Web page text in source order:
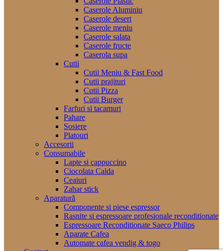
Caserole Aluminiu
Caserole desert
Caserole meniu
Caserole salata
Caserole fructe
Caserola supa
Cutii
Cutii Meniu & Fast Food
Cutii prajituri
Cutii Pizza
Cutii Burger
Farfuri si tacamuri
Pahare
Sosiere
Platouri
Accesorii
Consumabile
Lapte si cappuccino
Ciocolata Calda
Ceaiuri
Zahar stick
Aparatură
Componente si piese espressor
Rasnite si espressoare profesionale reconditionate
Espressoare Reconditionate Saeco Philips
Aparate Cafea
Automate cafea vendig & togo